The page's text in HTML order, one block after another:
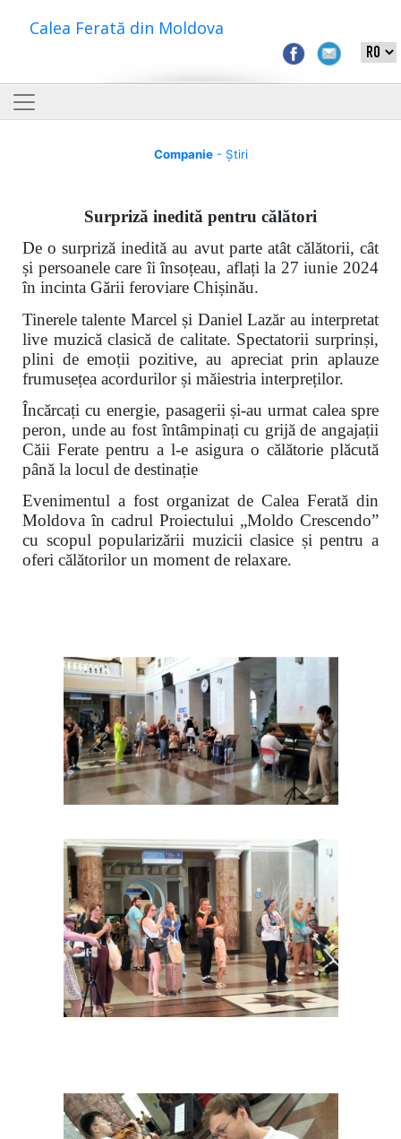
Calea Ferată din Moldova
Companie- Știri
Surpriză inedită pentru călători
De o surpriză inedită au avut parte atât călătorii, cât
și persoanele care îi însoțeau, aflați la 27 iunie 2024
în incinta Gării feroviare Chișinău.
Tinerele talente Marcel și Daniel Lazăr au interpretat
live muzică clasică de calitate. Spectatorii surprinși,
plini de emoții pozitive, au apreciat prin aplauze
frumusețea acordurilor și măiestria interpreților.
Încărcați cu energie, pasagerii și-au urmat calea spre
peron, unde au fost întâmpinați cu grijă de angajații
Căii Ferate pentru a l-e asigura o călătorie plăcută
până la locul de destinație
Evenimentul a fost organizat de Calea Ferată din
Moldova în cadrul Proiectului „Moldo Crescendo”
cu scopul popularizării muzicii clasice și pentru a
oferi călătorilor un moment de relaxare.